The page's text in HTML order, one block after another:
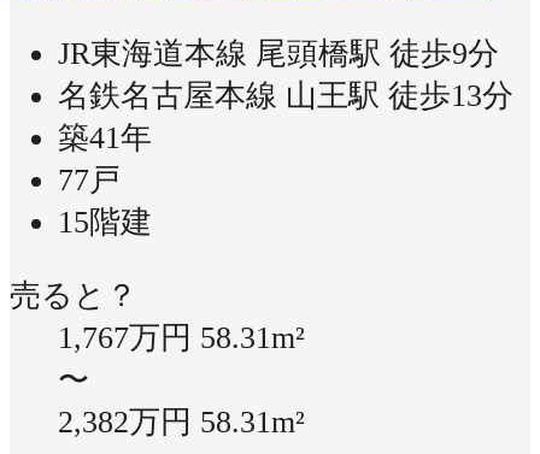
JR東海道本線 尾頭橋駅 徒歩9分
名鉄名古屋本線 山王駅 徒歩13分
築41年
77戸
15階建
売ると？
1,767万円 58.31m²
〜
2,382万円 58.31m²